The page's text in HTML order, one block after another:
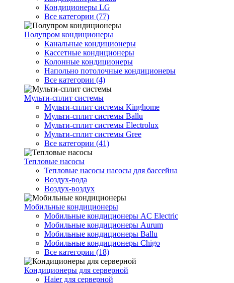
Кондиционеры LG
Все категории (77)
Полупром кондиционеры
Канальные кондиционеры
Кассетные кондиционеры
Колонные кондиционеры
Напольно потолочные кондиционеры
Все категории (4)
Мульти-сплит системы
Мульти-сплит системы Kinghome
Мульти-сплит системы Ballu
Мульти-сплит системы Electrolux
Мульти-сплит системы Gree
Все категории (41)
Тепловые насосы
Тепловые насосы насосы для бассейна
Воздух-вода
Воздух-воздух
Мобильные кондиционеры
Мобильные кондиционеры AC Electric
Мобильные кондиционеры Aurum
Мобильные кондиционеры Ballu
Мобильные кондиционеры Chigo
Все категории (18)
Кондиционеры для серверной
Haier для серверной